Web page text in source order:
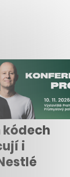
Na
i